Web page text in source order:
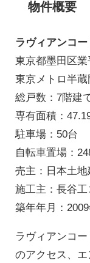
物件概要
ラヴィアンコ
東京都墨田区業
東京メトロ半
総戸数：7階建
専有面積：
駐車場：50台
自転車置場：
売主：日本土地
施工主：長谷
築年年月：2009
ラヴィアンコ
のアクセス、